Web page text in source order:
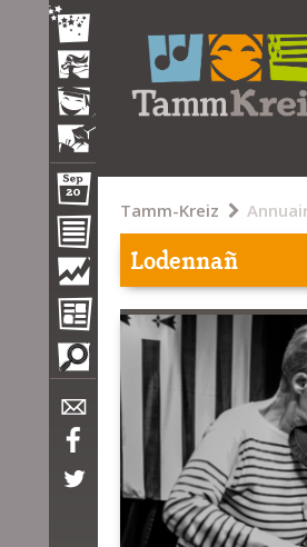
Tamm-Kreiz
Lodennañ